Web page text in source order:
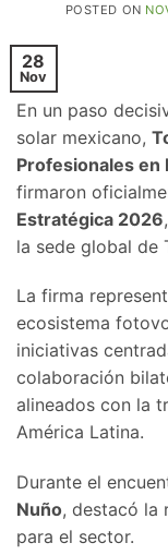
POSTED ON
28
Nov
En un paso
solar mexicano,
Profesionales en
firmaron
Estratégica 2026
la sede global de
La firma
ecosistema
iniciativas
colaboración
alineados con la
América Latina.
Durante el
Nuño, destacó la
para el sector.